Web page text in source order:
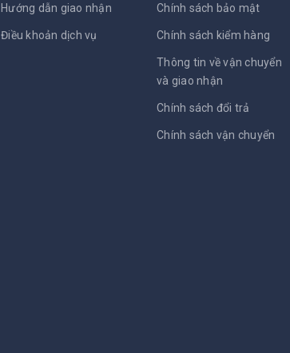
Hướng dẫn giao nhận
Điều khoản dịch vụ
Chính sách bảo mật
Chính sách kiểm hàng
Thông tin về vận chuyển
và giao nhận
Chính sách đổi trả
Chính sách vận chuyển